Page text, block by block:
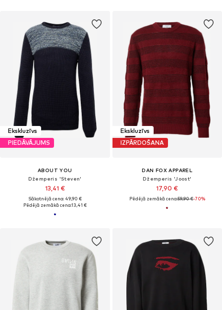
Ekskluzīvs
PIEDĀVĀJUMS
ABOUT YOU
Džemperis 'Steven'
13,41 €
Sākotnējā cena: 49,90 €
Pēdējā zemākā cena:13,41 €
Ekskluzīvs
IZPĀRDOŠANA
DAN FOX APPAREL
Džemperis 'Joost'
17,90 €
Pēdējā zemākā cena:59,90 €-70%